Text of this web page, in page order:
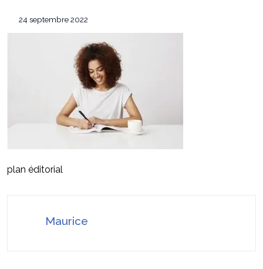
conférencier idéal pour votre convention annuelle
Pourquoi faire confiance à ADC sécurité
pour la protection de vos biens et de vos proches ?
24 septembre 2022
plan éditorial
Maurice